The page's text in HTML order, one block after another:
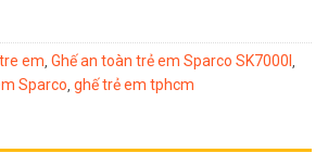
em Ghế an toàn trẻ em Sparco SK7000I
Sparco ghế trẻ em tphcm